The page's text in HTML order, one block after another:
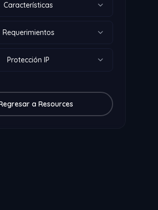
Características
Requerimientos
Protección IP
a Resources